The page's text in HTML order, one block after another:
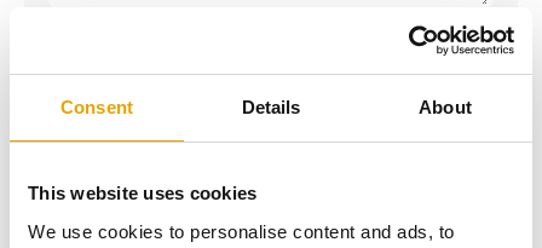
Consent Details About
This website uses cookies
We use cookies to personalise content and ads, to